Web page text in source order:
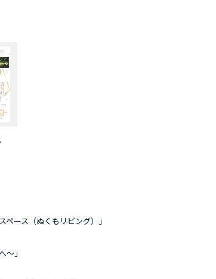
ペース（ぬくもリビング）」
～」